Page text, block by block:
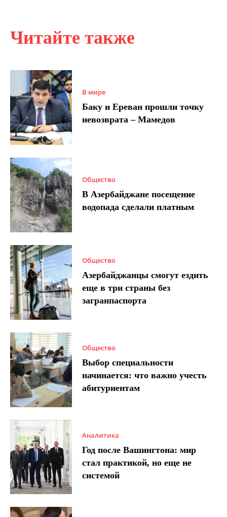
Читайте также
В мире
Баку и Ереван прошли точку
невозврата – Мамедов
Общество
В Азербайджане посещение
водопада сделали платным
Общество
Азербайджанцы смогут ездить
еще в три страны без
загранпаспорта
Общество
Выбор специальности
начинается: что важно учесть
абитуриентам
Аналитика
Год после Вашингтона: мир
стал практикой, но еще не
системой